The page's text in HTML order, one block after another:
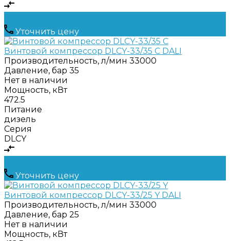
Уточнить цену
Винтовой компрессор DLCY-33/35 C DALI
Производительность, л/мин 33000
Давление, бар 35
Нет в наличии
Мощность, кВт
472.5
Питание
дизель
Серия
DLCY
Уточнить цену
Винтовой компрессор DLCY-33/25 Y DALI
Производительность, л/мин 33000
Давление, бар 25
Нет в наличии
Мощность, кВт